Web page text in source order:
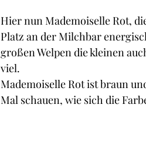
Hier nun Mademoiselle Rot,
Platz an der Milchbar
großen Welpen die kleinen
viel.
Mademoiselle Rot ist braun
Mal schauen, wie sich die